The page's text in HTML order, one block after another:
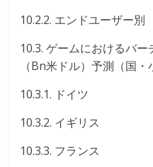
10.2.2. エンドユーザー別
10.3. ゲームにおけるバ
（Bn米ドル）予測（国
10.3.1. ドイツ
10.3.2. イギリス
10.3.3. フランス